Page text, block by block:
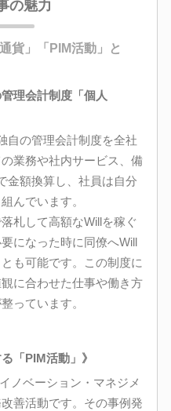
の魅力
貨」「PIM活動」と
理会計制度「個人
自の管理会計制度を全社
業務や社内サービス、備
金額換算し、社員は自分
んでいます。
札して高額なWillを稼ぐ
になった時に同僚へWill
も可能です。この制度に
に合わせた仕事や働き方
っています。
「PIM活動」》
ノベーション・マネジメ
善活動です。その事例発